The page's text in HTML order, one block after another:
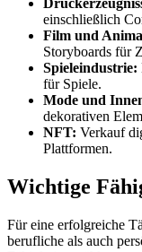
einschließlich
Film und
Storyboards für
Spieleindustrie:
für Spiele.
Mode und
dekorativen
NFT: Verkauf
Plattformen.
Wichtige
Für eine erfolgreiche
berufliche als auch